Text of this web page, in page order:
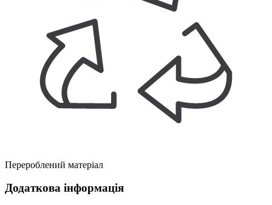
Перероблений матеріал
Додаткова інформація